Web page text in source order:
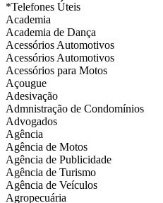
*Telefones Úteis
Academia
Academia de Dança
Acessórios Automotivos
Acessórios Automotivos
Acessórios para Motos
Açougue
Adesivação
Admnistração de Condomínios
Advogados
Agência
Agência de Motos
Agência de Publicidade
Agência de Turismo
Agência de Veículos
Agropecuária